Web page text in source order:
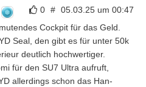
0 # 05.03.25 um 00:47
Cockpit für das Geld.
Seal, den gibt es für unter 50k
deutlich hochwertiger.
für den SU7 Ultra aufruft,
allerdings schon das Han-